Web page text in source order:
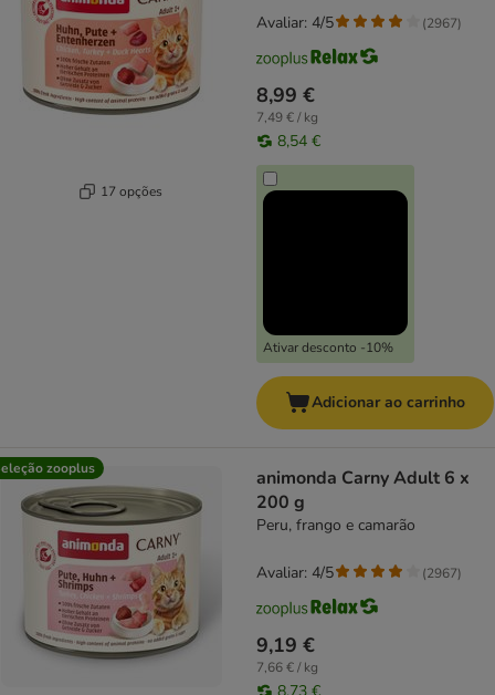
17 opções
8,99 €
7,49 € / kg
8,54 €
Ativar desconto -10%
Avaliar: 4/5 (2967)
Adicionar ao carrinho
zooplus
animonda Carny Adult 6 x
200 g
Peru, frango e camarão
9,19 €
7,66 € / kg
Avaliar: 4/5 (2967)